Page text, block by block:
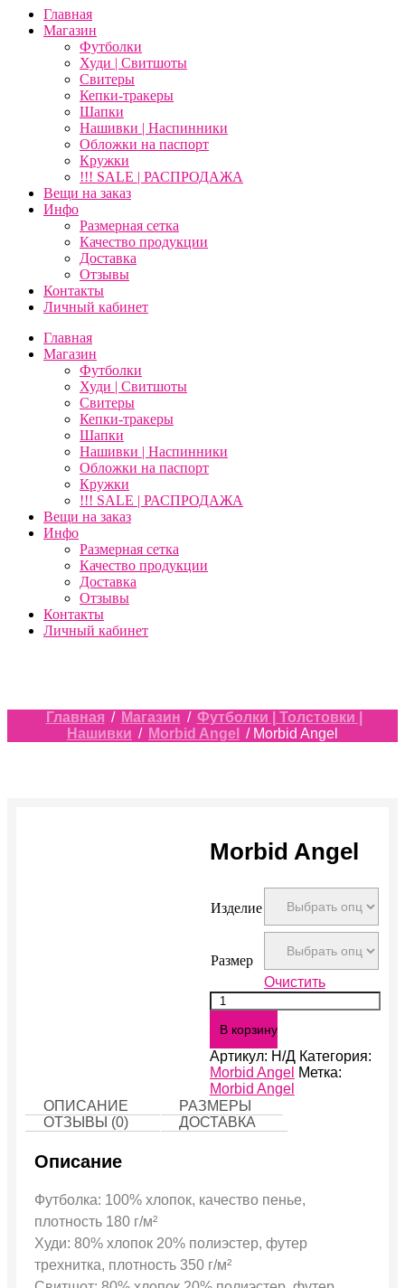
Главная
Магазин
Футболки
Худи | Свитшоты
Свитеры
Кепки-тракеры
Шапки
Нашивки | Наспинники
Обложки на паспорт
Кружки
!!! SALE | РАСПРОДАЖА
Вещи на заказ
Инфо
Размерная сетка
Качество продукции
Доставка
Отзывы
Контакты
Личный кабинет
Главная
Магазин
Футболки
Худи | Свитшоты
Свитеры
Кепки-тракеры
Шапки
Нашивки | Наспинники
Обложки на паспорт
Кружки
!!! SALE | РАСПРОДАЖА
Вещи на заказ
Инфо
Размерная сетка
Качество продукции
Доставка
Отзывы
Контакты
Личный кабинет
Главная / Магазин / Футболки | Толстовки |
Нашивки / Morbid Angel / Morbid Angel
Morbid Angel
Изделие
Размер
Очистить
Количество
Morbid
Angel
В корзину
Артикул: Н/Д Категория:
Morbid Angel Метка:
Morbid Angel
ОПИСАНИЕ
РАЗМЕРЫ
ОТЗЫВЫ (0)
ДОСТАВКА
Описание
Футболка: 100% хлопок, качество пенье,
плотность 180 г/м²
Худи: 80% хлопок 20% полиэстер, футер
трехнитка, плотность 350 г/м²